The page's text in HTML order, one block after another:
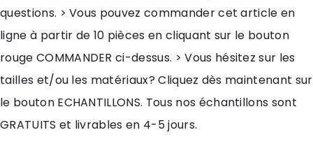
questions. > Vous pouvez commander cet article en
ligne à partir de 10 pièces en cliquant sur le bouton
rouge COMMANDER ci-dessus. > Vous hésitez sur les
tailles et/ou les matériaux? Cliquez dès maintenant sur
le bouton ECHANTILLONS. Tous nos échantillons sont
GRATUITS et livrables en 4-5 jours.